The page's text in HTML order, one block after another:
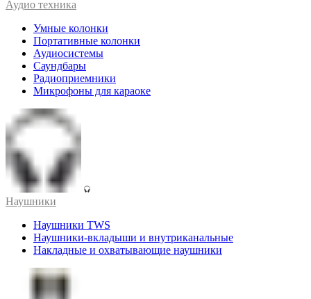
Аудио техника
Умные колонки
Портативные колонки
Аудиосистемы
Саундбары
Радиоприемники
Микрофоны для караоке
Наушники
Наушники TWS
Наушники-вкладыши и внутриканальные
Накладные и охватывающие наушники